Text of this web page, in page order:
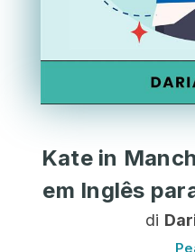
Kate in
em Inglês
di